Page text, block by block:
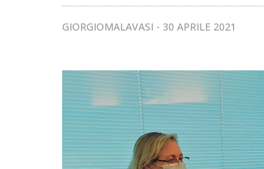
GIORGIOMALAVASI 30 APRILE 2021